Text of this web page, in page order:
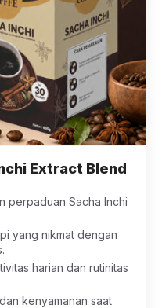
Extract Blend
perpaduan Sacha Inchi
yang nikmat dengan
harian dan rutinitas
kenyamanan saat